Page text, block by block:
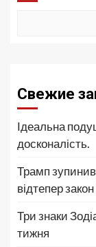
Свежие
Ідеальна
досконалість.
Трамп
відтепер
Три знаки
тижня